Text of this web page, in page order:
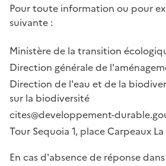
Pour toute information ou pour
suivante :
Ministère de la transition
Direction générale de
Direction de l'eau et de la
sur la biodiversité
cites@developpement-
Tour Sequoia 1, place Carpeaux
En cas d'absence de réponse